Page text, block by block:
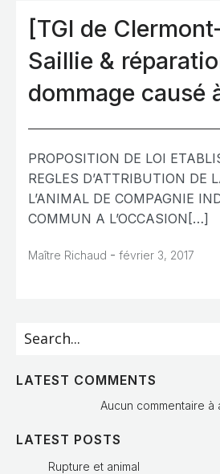
[TGI de
Saillie &
dommage causé
PROPOSITION DE LOI
REGLES D’ATTRIBUTION DE
L’ANIMAL DE COMPAGNIE
COMMUN A L’OCCASION[…]
Maître Richaud - février 3, 2017
LATEST COMMENTS
Aucun commentaire à
LATEST POSTS
Rupture et animal